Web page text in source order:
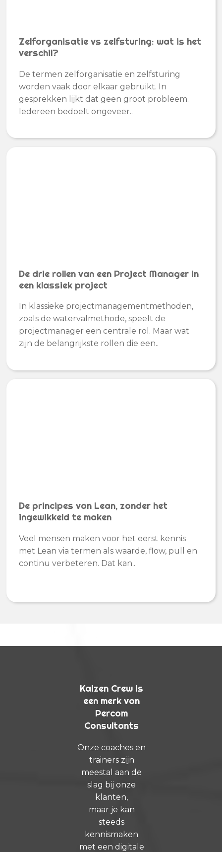
Zelforganisatie vs zelfsturing: wat is het
verschil?
De termen zelforganisatie en zelfsturing
worden vaak door elkaar gebruikt. In
gesprekken lijkt dat geen groot probleem.
Iedereen bedoelt ongeveer..
De drie rollen van een Project Manager in
een klassiek project
In klassieke projectmanagementmethoden,
zoals de watervalmethode, speelt de
projectmanager een centrale rol. Maar wat
zijn de belangrijkste rollen die een..
De principes van Lean, zonder het
ingewikkeld te maken
Veel mensen maken voor het eerst kennis
met Lean via termen als waarde, flow, pull en
continu verbeteren. Dat kan..
Kaizen Crew is
een merk van
Percom
Consultants
Onze coaches en
trainers zijn
meestal aan de
slag bij onze
klanten,
maar je kan
steeds
kennismaken
met een digitale